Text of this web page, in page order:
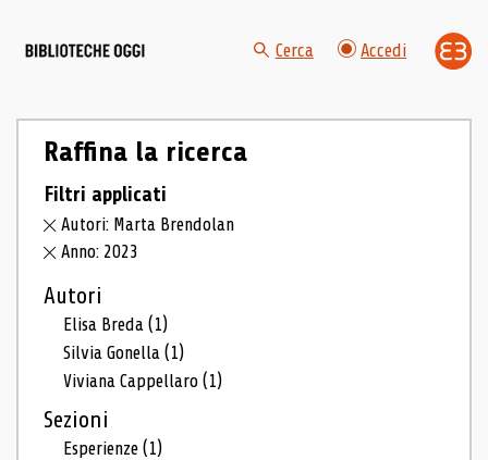
Cerca Accedi
Raffina la ricerca
Filtri applicati
Autori: Marta Brendolan
Anno: 2023
Autori
Elisa Breda(1)
Silvia Gonella(1)
Viviana Cappellaro(1)
Sezioni
Esperienze(1)